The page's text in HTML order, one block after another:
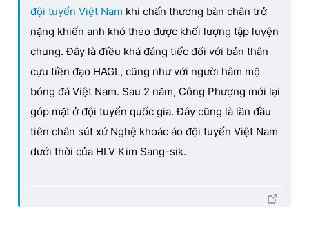
đội tuyển Việt Nam khi chấn thương bàn chân trở
nặng khiến anh khó theo được khối lượng tập luyện
chung. Đây là điều khá đáng tiếc đối với bản thân
cựu tiền đạo HAGL, cũng như với người hâm mộ
bóng đá Việt Nam. Sau 2 năm, Công Phượng mới lại
góp mặt ở đội tuyển quốc gia. Đây cũng là lần đầu
tiên chân sút xứ Nghệ khoác áo đội tuyển Việt Nam
dưới thời của HLV Kim Sang-sik.